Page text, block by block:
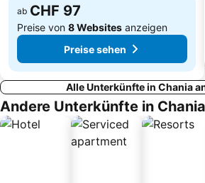
ab CHF 97
Preise von 8 Websites anzeigen
Preise sehen
Alle Unterkünfte in Chania
Andere Unterkünfte in Chania